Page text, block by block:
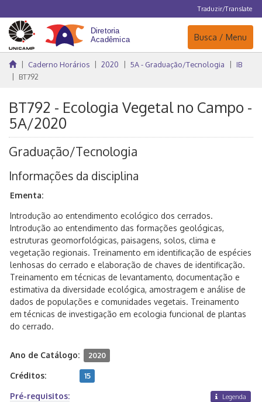
Traduzir/Translate
Navegação
Busca / Menu
Caderno Horários 2020 5A - Graduação/Tecnologia
IB
BT792
BT792 - Ecologia Vegetal no Campo -
5A/2020
Graduação/Tecnologia
Informações da disciplina
Ementa:
Introdução ao entendimento ecológico dos cerrados.
Introdução ao entendimento das formações geológicas,
estruturas geomorfológicas, paisagens, solos, clima e
vegetação regionais. Treinamento em identificação de espécies
lenhosas do cerrado e elaboração de chaves de identificação.
Treinamento em técnicas de levantamento, documentação e
estimativa da diversidade ecológica, amostragem e análise de
dados de populações e comunidades vegetais. Treinamento
em técnicas de investigação em ecologia funcional de plantas
do cerrado.
Ano de Catálogo: 2020
Créditos: 15
Pré-requisitos: Legenda